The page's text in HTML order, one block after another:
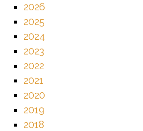
2026
2025
2024
2023
2022
2021
2020
2019
2018